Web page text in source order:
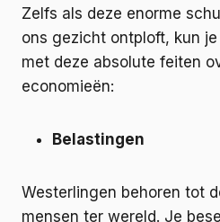
Zelfs als deze enorme
ons gezicht ontploft, kun
met deze absolute feiten
economieën:
Belastingen
Westerlingen behoren tot
mensen ter wereld. Je